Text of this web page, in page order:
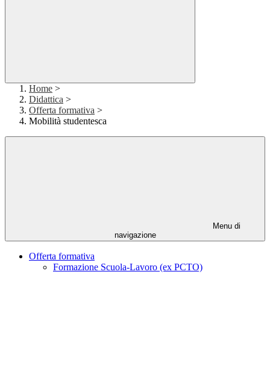
Home >
Didattica >
Offerta formativa >
Mobilità studentesca
Menu di
navigazione
Offerta formativa
Formazione Scuola-Lavoro (ex PCTO)